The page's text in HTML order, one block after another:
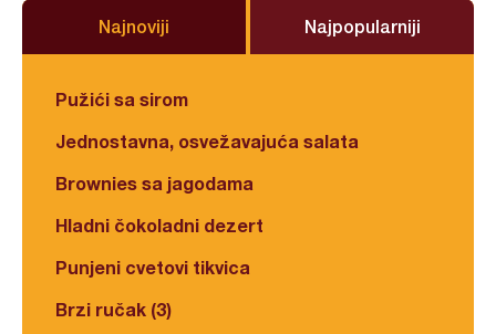
Najnoviji Najpopularniji
Pužići sa sirom
Jednostavna, osvežavajuća salata
Brownies sa jagodama
Hladni čokoladni dezert
Punjeni cvetovi tikvica
Brzi ručak (3)